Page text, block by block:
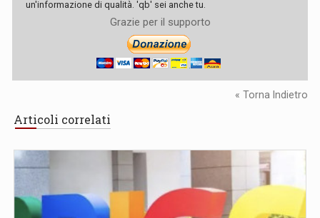
un'informazione di qualità. 'qb' sei anche tu.
Grazie per il supporto
« Torna Indietro
Articoli correlati